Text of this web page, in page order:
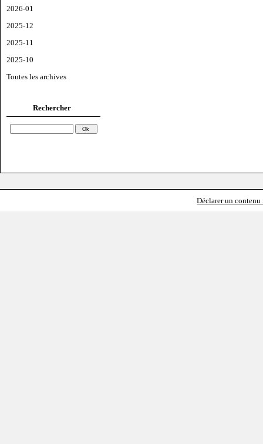
2026-01
2025-12
2025-11
2025-10
Toutes les archives
Rechercher
Déclarer un